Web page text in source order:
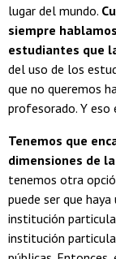
lugar del mundo.
siempre
estudiantes que
del uso de los
que no queremos
profesorado. Y eso
Tenemos que
dimensiones de
tenemos otra
puede ser que
institución
institución